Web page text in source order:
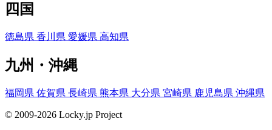
四国
徳島県 香川県 愛媛県 高知県
九州・沖縄
福岡県 佐賀県 長崎県 熊本県 大分県 宮崎県 鹿児島県 沖縄県
© 2009-2026 Locky.jp Project